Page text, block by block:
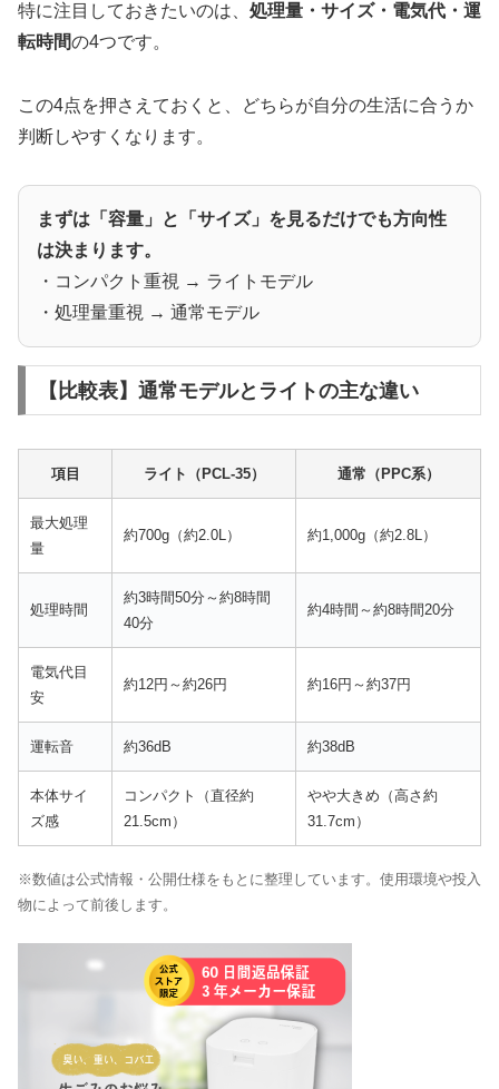
特に注目しておきたいのは、 処理量・サイズ・電気代・運
転時間の4つです。
この4点を押さえておくと、どちらが自分の生活に合うか
判断しやすくなります。
まずは「容量」と「サイズ」を見るだけでも方向性
は決まります。
・コンパクト重視 → ライトモデル
・処理量重視 → 通常モデル
【比較表】通常モデルとライトの主な違い
項目 ライト（PCL-35） 通常（PPC系）
最大処理
量
約700g（約2.0L） 約1,000g（約2.8L）
処理時間
約3時間50分～約8時間
40分
約4時間～約8時間20分
電気代目
安
約12円～約26円 約16円～約37円
運転音 約36dB 約38dB
本体サイ
ズ感
コンパクト（直径約
21.5cm）
やや大きめ（高さ約
31.7cm）
※数値は公式情報・公開仕様をもとに整理しています。使用環境や投入
物によって前後します。